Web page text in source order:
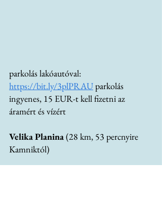
parkolás lakóautóval:
https://bit.ly/3plPRAU parkolás
ingyenes, 15 EUR-t kell fizetni az
áramért és vízért
Velika Planina (28 km, 53 percnyire
Kamniktól)